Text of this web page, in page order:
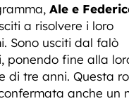
Ale e
a risolvere i loro
Sono usciti dal falò
ponendo fine alla
di tre anni. Questa
anche un